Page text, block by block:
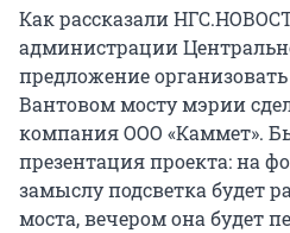
Как рассказали
администрации
предложение
Вантовом мосту мэрии
компания ООО «Каммет».
презентация проекта: на
замыслу подсветка будет
моста, вечером она будет